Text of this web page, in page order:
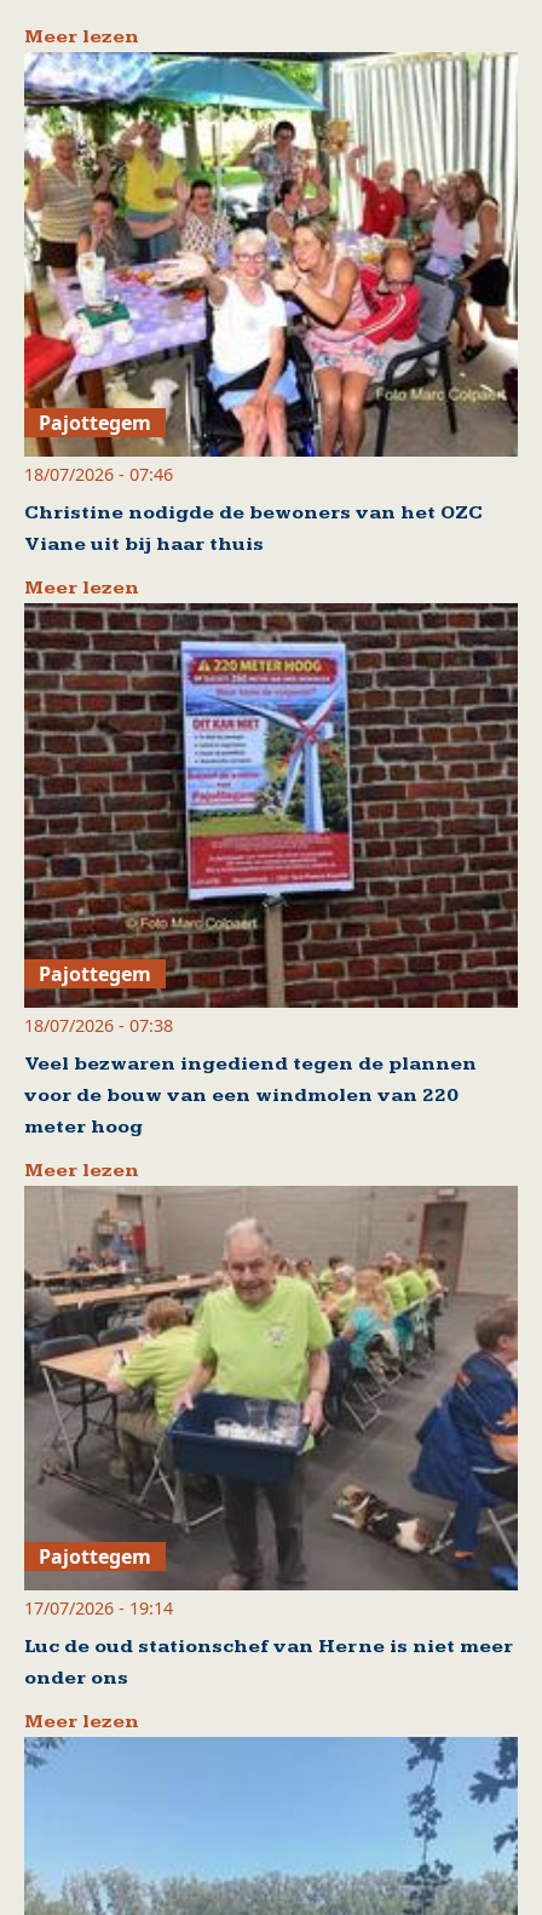
Meer lezen
Pajottegem
18/07/2026 - 07:46
Christine nodigde de bewoners van het OZC
Viane uit bij haar thuis
Meer lezen
Pajottegem
18/07/2026 - 07:38
Veel bezwaren ingediend tegen de plannen
voor de bouw van een windmolen van 220
meter hoog
Meer lezen
Pajottegem
17/07/2026 - 19:14
Luc de oud stationschef van Herne is niet meer
onder ons
Meer lezen